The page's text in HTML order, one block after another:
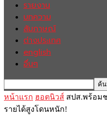
รายงาน
บทความ
สัมภาษณ์
ต่างประเทศ
english
อื่นๆ
หน้าแรก ฮอตนิวส์ สปส.พร้อม
รายได้สูงโดนหนัก!